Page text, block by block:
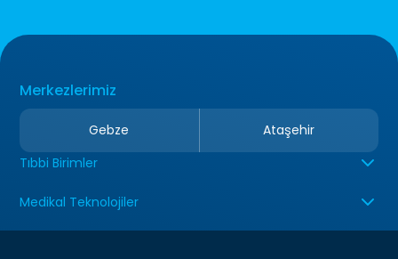
Merkezlerimiz
Gebze
Ataşehir
Tıbbi Birimler
Medikal Teknolojiler